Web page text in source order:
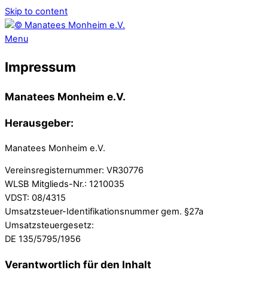
Skip to content
Menu
Impressum
Manatees Monheim e.V.
Herausgeber:
Manatees Monheim e.V.
Vereinsregisternummer: VR30776
WLSB Mitglieds-Nr.: 1210035
VDST: 08/4315
Umsatzsteuer-Identifikationsnummer gem. §27a
Umsatzsteuergesetz:
DE 135/5795/1956
Verantwortlich für den Inhalt